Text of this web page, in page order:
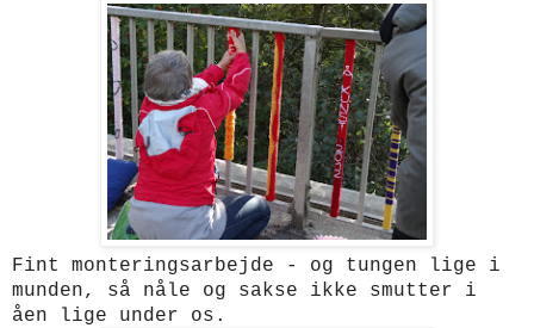
Fint monteringsarbejde - og tungen lige i
munden, så nåle og sakse ikke smutter i
åen lige under os.